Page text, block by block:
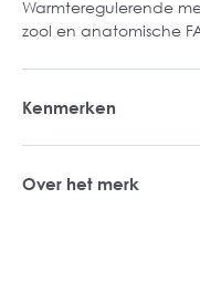
Warmteregulerende
zool en anatomische
Kenmerken
Over het merk